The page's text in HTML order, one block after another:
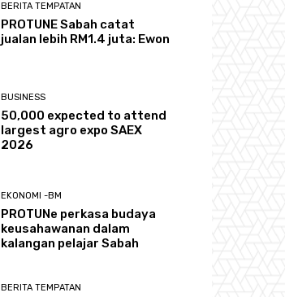
BERITA TEMPATAN
PROTUNE Sabah catat
jualan lebih RM1.4 juta: Ewon
BUSINESS
50,000 expected to attend
largest agro expo SAEX
2026
EKONOMI -BM
PROTUNe perkasa budaya
keusahawanan dalam
kalangan pelajar Sabah
BERITA TEMPATAN